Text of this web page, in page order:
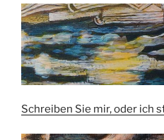
Schreiben Sie mir, oder ich